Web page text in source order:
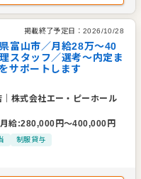
掲載終了予定日： 2026/10/28
富山市／月給28万～40
スタッフ／選考～内定ま
サポートします
株式会社エー・ピーホール
月給:280,000 円〜400,000 円
制服貸与